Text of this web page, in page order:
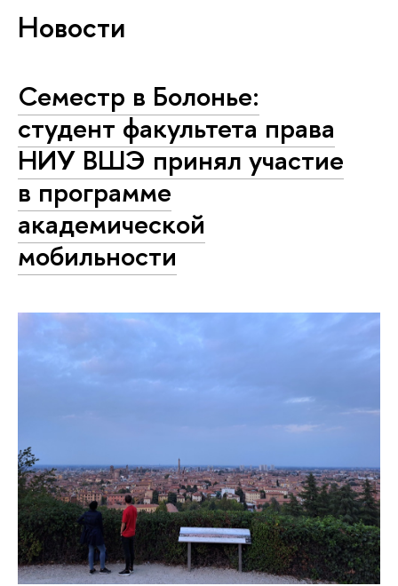
Новости
Семестр в Болонье:
студент факультета права
НИУ ВШЭ принял участие
в программе
академической
мобильности